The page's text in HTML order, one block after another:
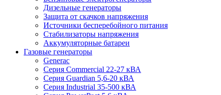
Дизельные генераторы
Защита от скачков напряжения
Источники бесперебойного питания
Стабилизаторы напряжения
Аккумуляторные батареи
Газовые генераторы
Generac
Серия Commercial 22-27 кВА
Серия Guardian 5,6-20 кВА
Серия Industrial 35-500 кВА